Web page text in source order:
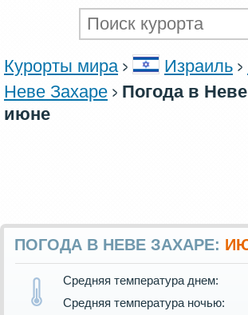
Курорты мира Израиль
Неве Захаре
Погода в
июне
ПОГОДА В НЕВЕ ЗАХАРЕ:
Средняя температура днем:
Средняя температура ночью: